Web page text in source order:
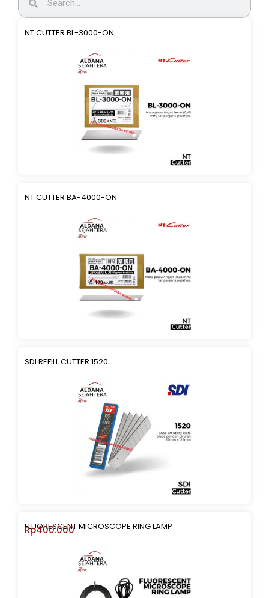
NT CUTTER BL-3000-ON
NT CUTTER BA-4000-ON
SDI REFILL CUTTER 1520
FLUORESCENT MICROSCOPE RING LAMP
Rp400.000